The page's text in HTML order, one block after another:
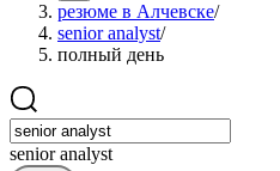
резюме в Алчевске/
senior analyst/
полный день
senior analyst